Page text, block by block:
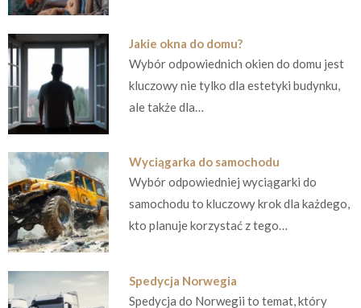
Jakie okna do domu?
Wybór odpowiednich okien do domu jest
kluczowy nie tylko dla estetyki budynku,
ale także dla…
Wyciągarka do samochodu
Wybór odpowiedniej wyciągarki do
samochodu to kluczowy krok dla każdego,
kto planuje korzystać z tego…
Spedycja Norwegia
Spedycja do Norwegii to temat, który